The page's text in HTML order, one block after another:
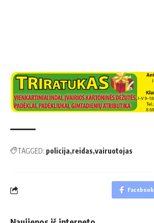
TAGGED: policija reidas vairuotojas
Facebook